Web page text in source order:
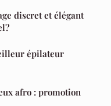
discret et élégant
épilateur
afro : promotion